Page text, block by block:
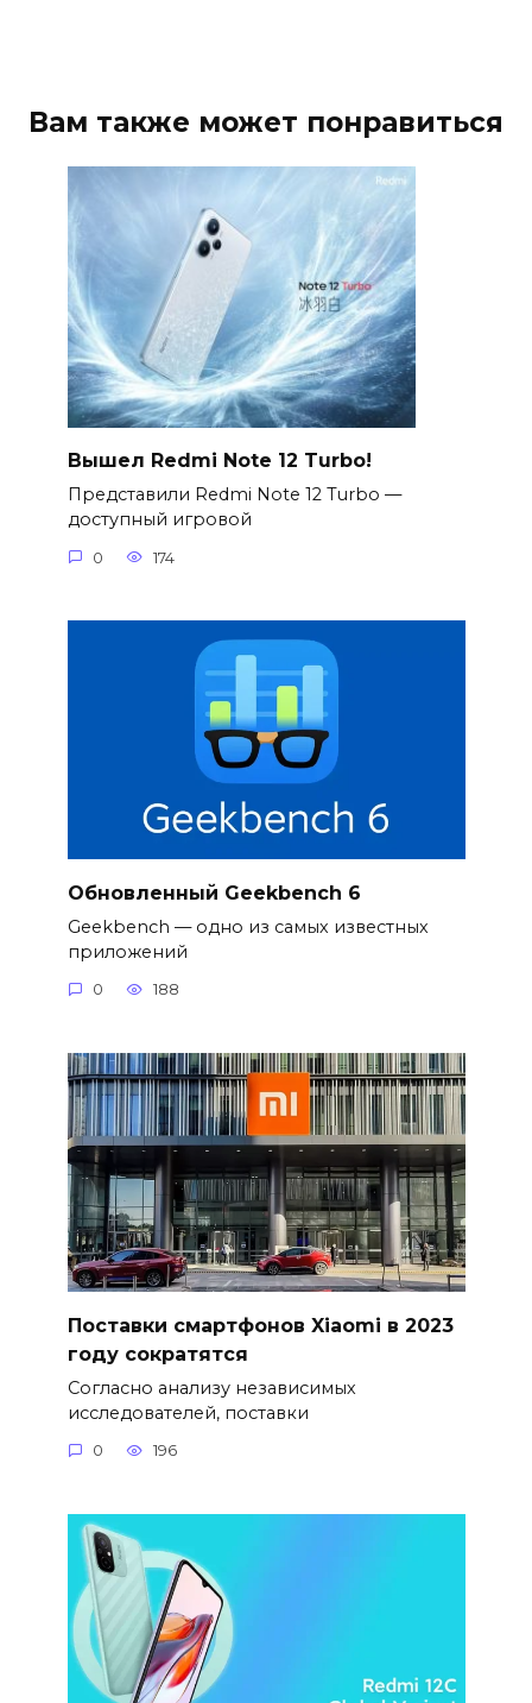
Вам также может понравиться
Вышел Redmi Note 12 Turbo!
Представили Redmi Note 12 Turbo —
доступный игровой
0 174
Обновленный Geekbench 6
Geekbench — одно из самых известных
приложений
0 188
Поставки смартфонов Xiaomi в 2023
году сократятся
Согласно анализу независимых
исследователей, поставки
0 196